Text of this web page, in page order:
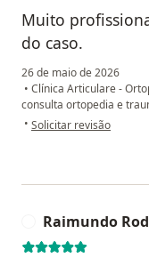
Muito
do caso.
26 de maio de 2026
• Clínica Articulare -
consulta ortopedia e
• na opinião do utilizador
Solicitar revisão
Raimundo